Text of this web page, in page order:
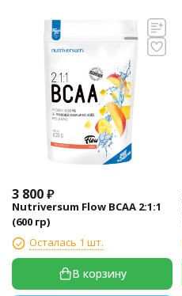
3 800₽
Nutriversum Flow BCAA 2:1:1
(600 гр)
Осталась 1 шт.
В корзину